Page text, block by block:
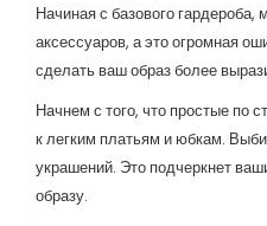
Начиная с базового
аксессуаров, а это огромная
сделать ваш образ более
Начнем с того, что простые по
к легким платьям и юбкам.
украшений. Это подчеркнет
образу.